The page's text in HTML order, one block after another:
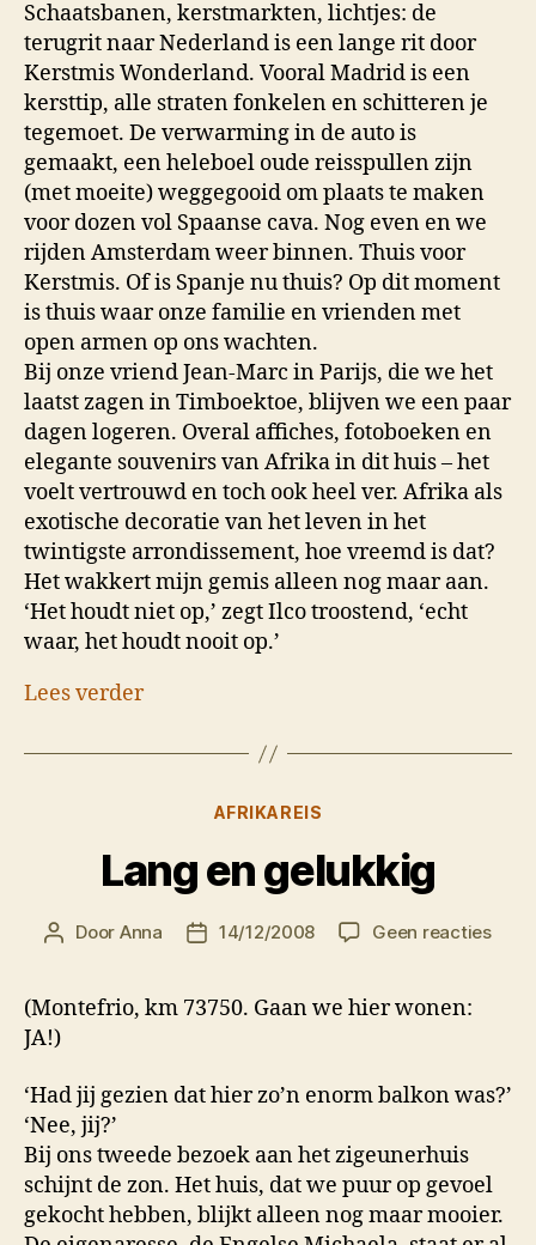
Schaatsbanen, kerstmarkten, lichtjes: de
terugrit naar Nederland is een lange rit door
Kerstmis Wonderland. Vooral Madrid is een
kersttip, alle straten fonkelen en schitteren je
tegemoet. De verwarming in de auto is
gemaakt, een heleboel oude reisspullen zijn
(met moeite) weggegooid om plaats te maken
voor dozen vol Spaanse cava. Nog even en we
rijden Amsterdam weer binnen. Thuis voor
Kerstmis. Of is Spanje nu thuis? Op dit moment
is thuis waar onze familie en vrienden met
open armen op ons wachten.
Bij onze vriend Jean-Marc in Parijs, die we het
laatst zagen in Timboektoe, blijven we een paar
dagen logeren. Overal affiches, fotoboeken en
elegante souvenirs van Afrika in dit huis – het
voelt vertrouwd en toch ook heel ver. Afrika als
exotische decoratie van het leven in het
twintigste arrondissement, hoe vreemd is dat?
Het wakkert mijn gemis alleen nog maar aan.
‘Het houdt niet op,’ zegt Ilco troostend, ‘echt
waar, het houdt nooit op.’
Lees verder
Categorieën
AFRIKAREIS
Lang en gelukkig
Berichtauteur
Door Anna Berichtdatum
14/12/2008 Geen reactiesop
(Montefrio, km 73750. Gaan we hier wonen:
JA!)
‘Had jij gezien dat hier zo’n enorm balkon was?’
‘Nee, jij?’
Bij ons tweede bezoek aan het zigeunerhuis
schijnt de zon. Het huis, dat we puur op gevoel
gekocht hebben, blijkt alleen nog maar mooier.